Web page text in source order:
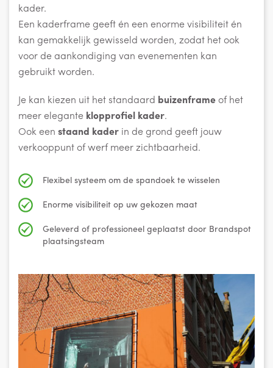
kader.
Een kaderframe geeft én een enorme visibiliteit én
kan gemakkelijk gewisseld worden, zodat het ook
voor de aankondiging van evenementen kan
gebruikt worden.
Je kan kiezen uit het standaard buizenframe of het
meer elegante klopprofiel kader.
Ook een staand kader in de grond geeft jouw
verkooppunt of werf meer zichtbaarheid.
Flexibel systeem om de spandoek te wisselen
Enorme visibiliteit op uw gekozen maat
Geleverd of professioneel geplaatst door Brandspot
plaatsingsteam